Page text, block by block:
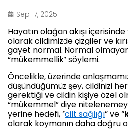
Sep 17, 2025
Hayatın olağan akışı
olarak cildimizde çizgiler ve
gayet normal. Normal
“mükemmellik” söylemi.
Öncelikle, üzerinde
düşündüğümüz şey, cildinizi
gerektiği ve cildin kişiye özel
“mükemmel” diye
yerine hedefi, “cilt sağlığı” ve “
olarak koymanın daha doğru